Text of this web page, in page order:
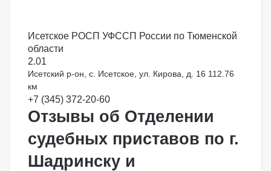
Исетское РОСП УФССП России по Тюменской
области
2.01
Исетский р-он, с. Исетское, ул. Кирова, д. 16 112.76
км
+7 (345) 372-20-60
Отзывы об Отделении
судебных приставов по г.
Шадринску и